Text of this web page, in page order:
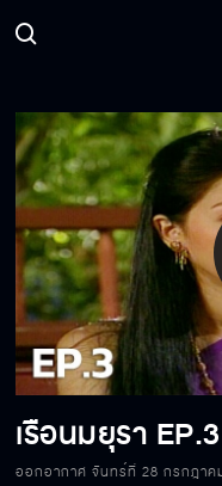
เรือนมยุรา
ออกอากาศ จันทร์ที่ 28 กรกฎาค